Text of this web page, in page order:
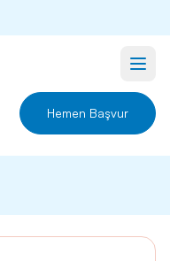
Hemen Başvur